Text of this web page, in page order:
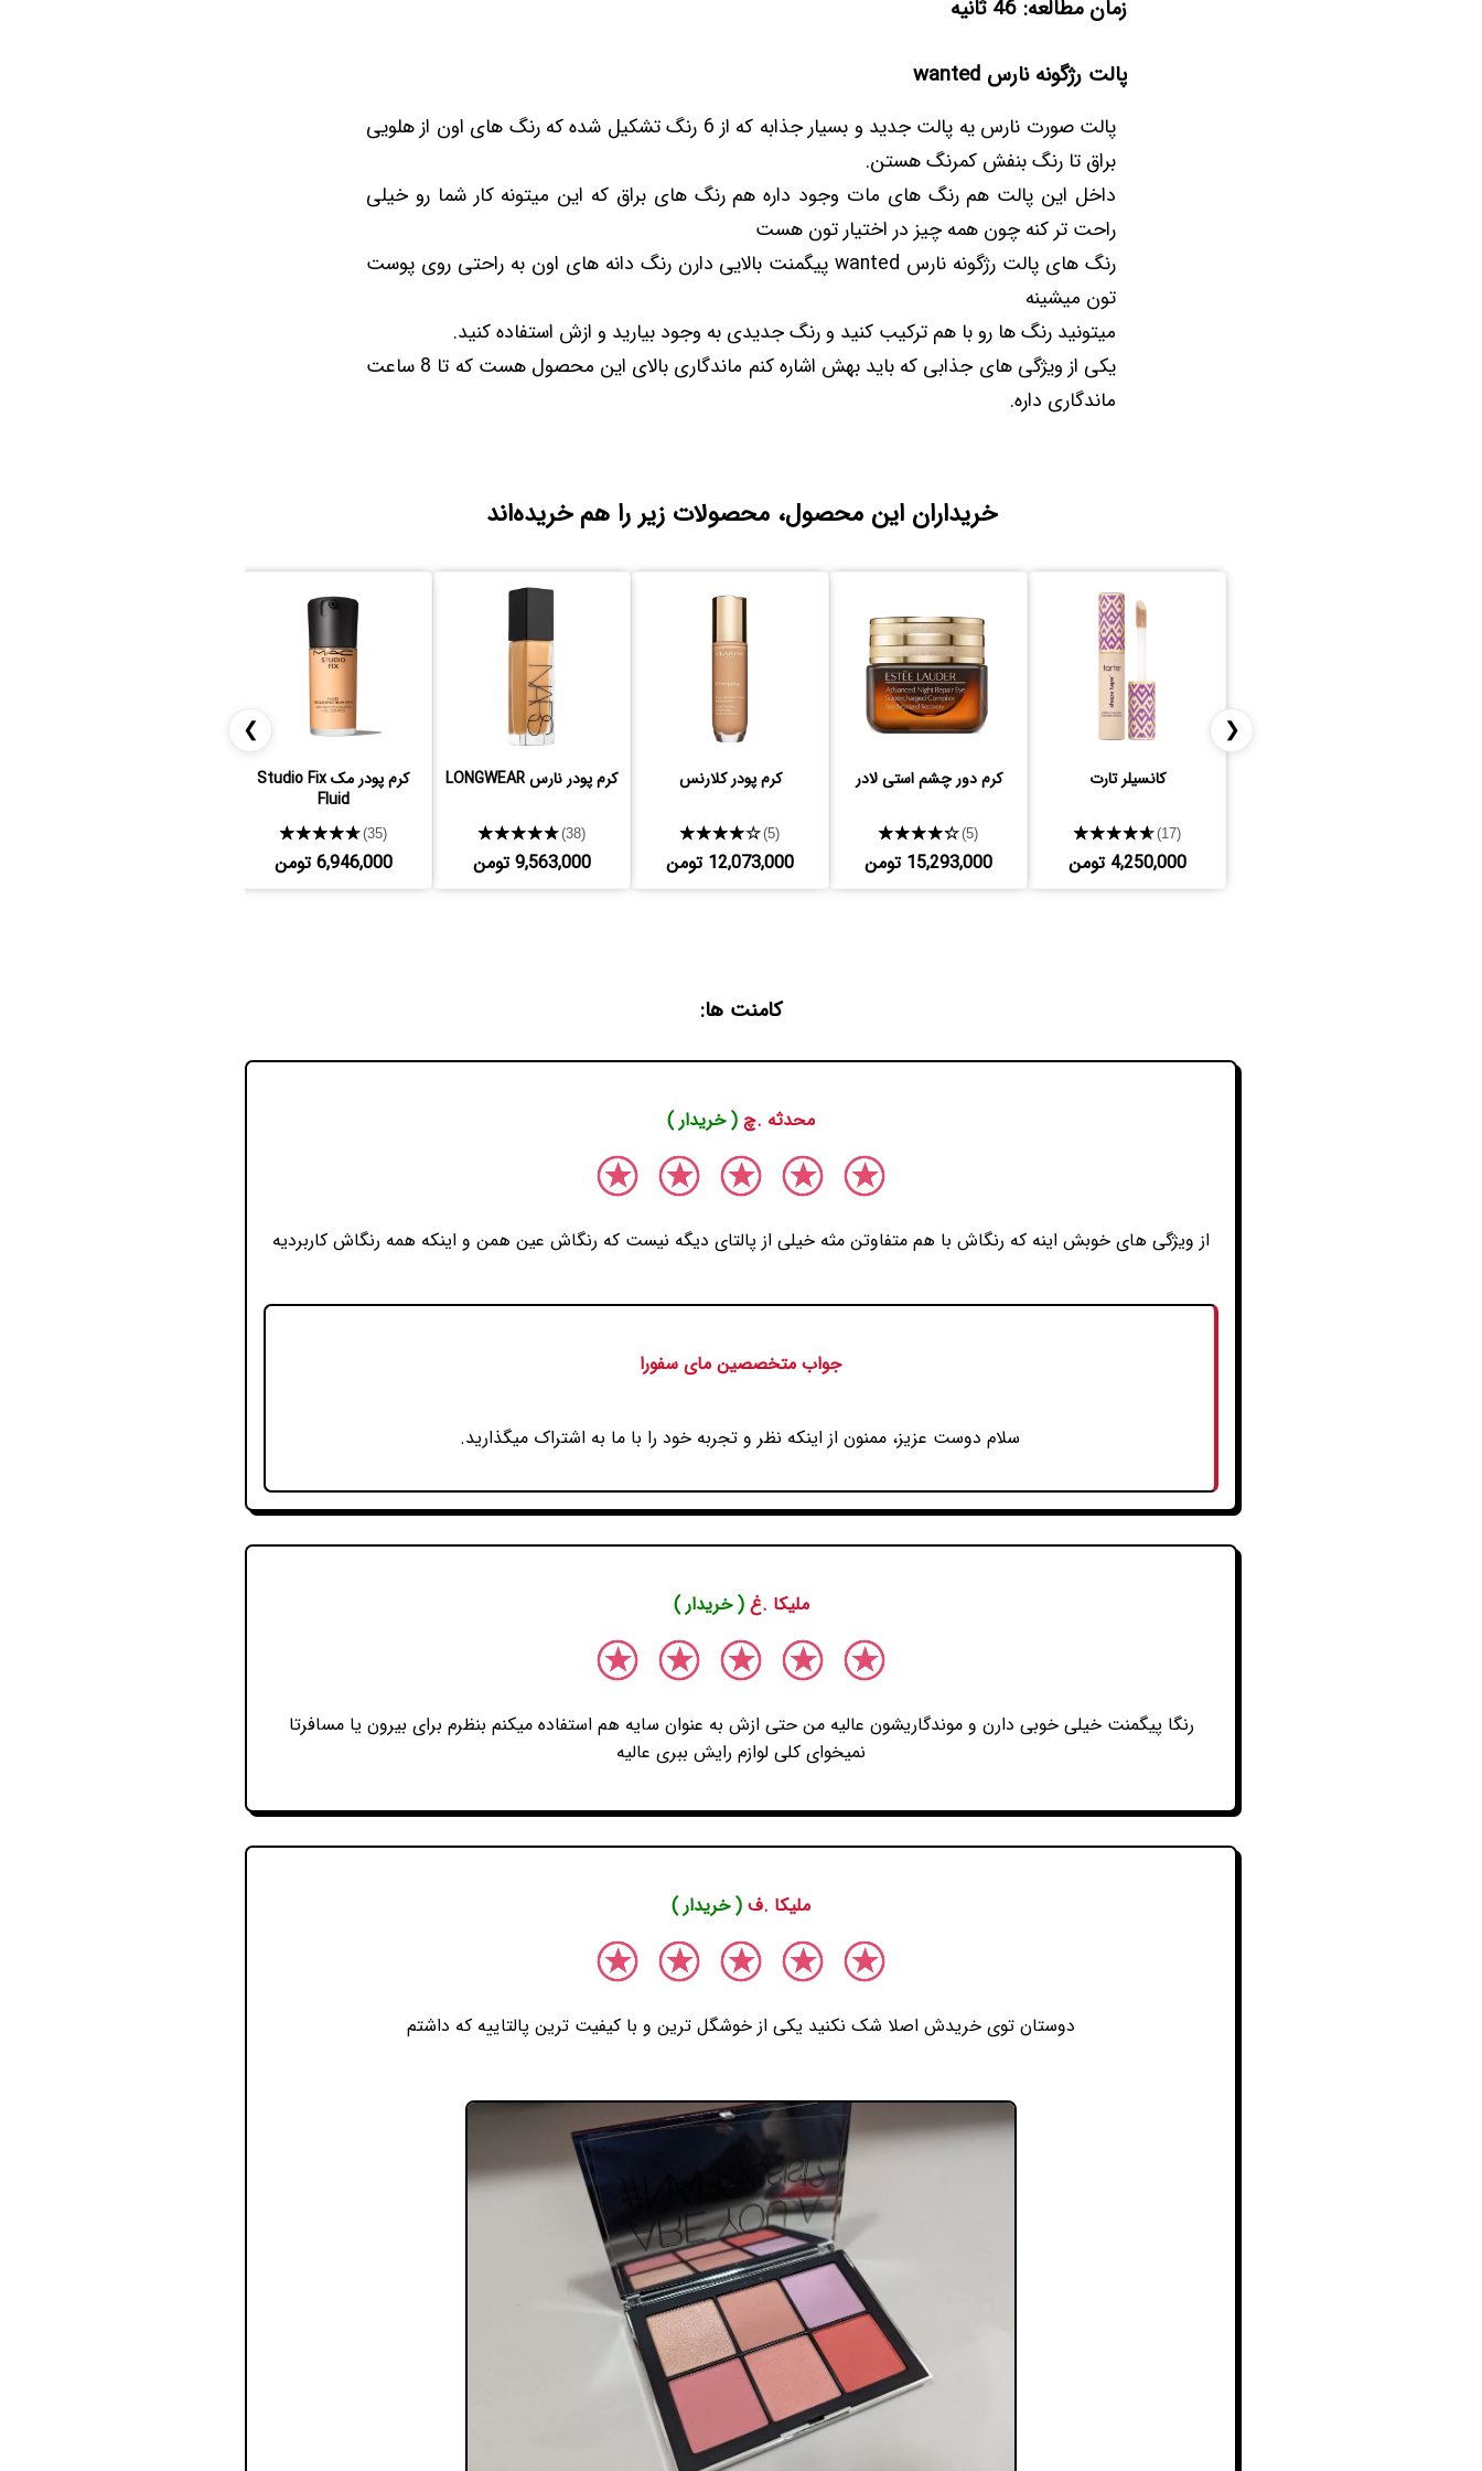
زمان مطالعه: 46 ثانیه
پالت رژگونه نارس wanted
پالت صورت نارس یه پالت جدید و بسیار جذابه که از 6 رنگ تشکیل شده که رنگ های اون از هلویی
براق تا رنگ بنفش کمرنگ هستن.
داخل این پالت هم رنگ های مات وجود داره هم رنگ های براق که این میتونه کار شما رو خیلی
راحت تر کنه چون همه چیز در اختیار تون هست
رنگ های پالت رژگونه نارس wanted پیگمنت بالایی دارن رنگ دانه های اون به راحتی روی پوست
تون میشینه
میتونید رنگ ها رو با هم ترکیب کنید و رنگ جدیدی به وجود بیارید و ازش استفاده کنید.
یکی از ویژگی های جذابی که باید بهش اشاره کنم ماندگاری بالای این محصول هست که تا 8 ساعت
ماندگاری داره.
خریداران این محصول، محصولات زیر را هم خریده‌اند
❮
کانسیلر تارت
★★★★★(17)
4,250,000 تومن
کرم دور چشم استی لادر
★★★★★(5)
15,293,000 تومن
کرم پودر کلارنس
★★★★★(5)
12,073,000 تومن
کرم پودر نارس LONGWEAR
★★★★★(38)
9,563,000 تومن
کرم پودر مک Studio Fix
Fluid
★★★★★(35)
6,946,000 تومن
❯
کامنت ها:
محدثه .چ ( خریدار )
از ویژگی های خوبش اینه که رنگاش با هم متفاوتن مثه خیلی از پالتای دیگه نیست که رنگاش عین همن و اینکه همه رنگاش کاربردیه
جواب متخصصین مای سفورا
سلام دوست عزیز، ممنون از اینکه نظر و تجربه خود را با ما به اشتراک میگذارید.
ملیکا .غ( خریدار )
رنگا پیگمنت خیلی خوبی دارن و موندگاریشون عالیه من حتی ازش به عنوان سایه هم استفاده میکنم بنظرم برای بیرون یا مسافرتا
نمیخوای کلی لوازم رایش ببری عالیه
ملیکا .ف ( خریدار )
دوستان توی خریدش اصلا شک نکنید یکی از خوشگل ترین و با کیفیت ترین پالتاییه که داشتم